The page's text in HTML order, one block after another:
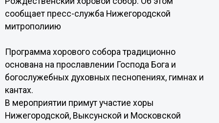
сообщает пресс-служба Нижегородской
митрополиию
Программа хорового собора традиционно
основана на прославлении Господа Бога и
богослужебных духовных песнопениях, гимнах и
кантах.
В мероприятии примут участие хоры
Нижегородской, Выксунской и Московской